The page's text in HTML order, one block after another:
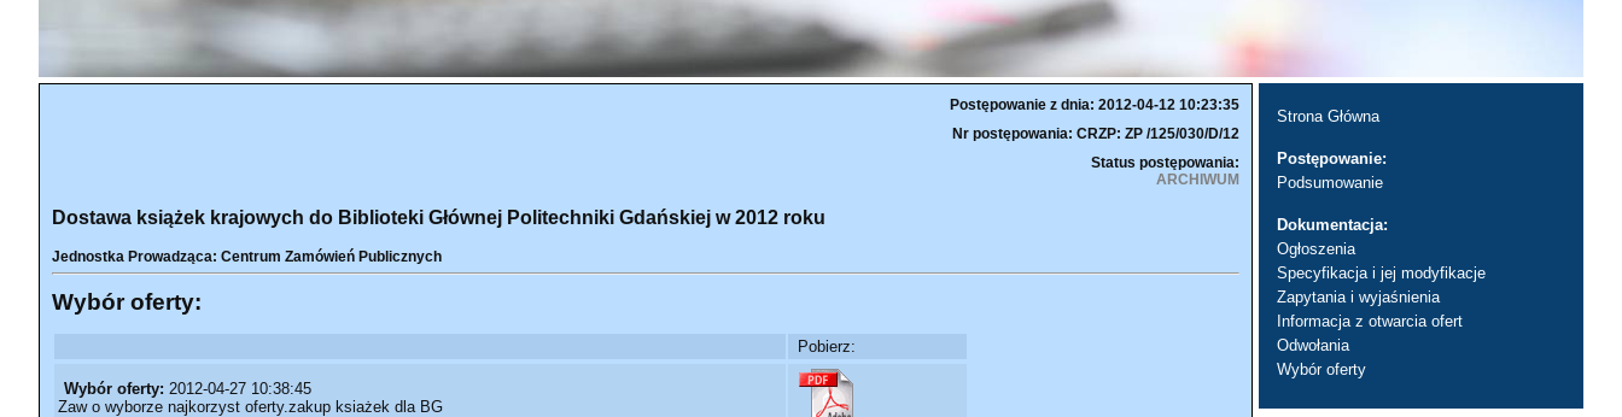
Postępowanie z dnia: 2012-04-12 10:23:35
Nr postępowania: CRZP: ZP /125/030/D/12
Status postępowania:
ARCHIWUM
Dostawa książek krajowych do Biblioteki Głównej Politechniki Gdańskiej w 2012 roku
Jednostka Prowadząca: Centrum Zamówień Publicznych
Wybór oferty:
Pobierz:
Wybór oferty: 2012-04-27 10:38:45
Zaw o wyborze najkorzyst oferty.zakup ksiażek dla BG
Strona Główna
Postępowanie:
Podsumowanie
Dokumentacja:
Ogłoszenia
Specyfikacja i jej modyfikacje
Zapytania i wyjaśnienia
Informacja z otwarcia ofert
Odwołania
Wybór oferty